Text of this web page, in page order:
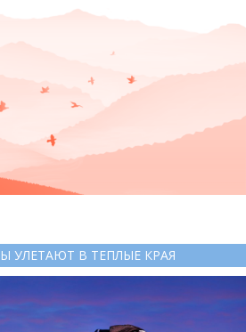
УЛЕТАЮТ В ТЕПЛЫЕ КРАЯ